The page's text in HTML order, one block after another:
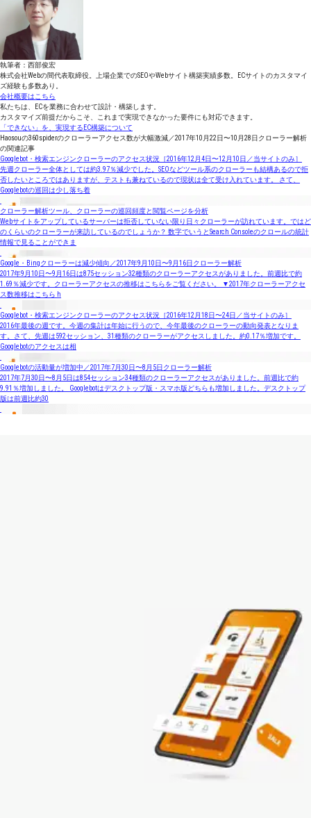
執筆者：西部俊宏
株式会社Webの間代表取締役。上場企業でのSEOやWebサイト構築実績多数。ECサイトのカスタマイ
ズ経験も多数あり。
会社概要はこちら
私たちは、ECを業務に合わせて設計・構築します。
カスタマイズ前提だからこそ、これまで実現できなかった要件にも対応できます。
「できない」を、実現するEC構築について
Haosouの360spiderのクローラーアクセス数が大幅激減／2017年10月22日〜10月28日クローラー解析
の関連記事
Googlebot・検索エンジンクローラーのアクセス状況［2016年12月4日〜12月10日／当サイトのみ］
先週クローラー全体としては約3.97％減少でした。SEOなどツール系のクローラーも結構あるので拒
否したいところではありますが、テストも兼ねているので現状は全て受け入れています。 さて、
Googlebotの巡回は少し落ち着
クローラー解析ツール、クローラーの巡回頻度と閲覧ページを分析
Webサイトをアップしているサーバーは拒否していない限り日々クローラーが訪れています。ではど
のくらいのクローラーが来訪しているのでしょうか？ 数字でいうとSearch Consoleのクロールの統計
情報で見ることができま
Google・Bingクローラーは減少傾向／2017年9月10日〜9月16日クローラー解析
2017年9月10日〜9月16日は875セッション32種類のクローラーアクセスがありました。前週比で約
1.69％減少です。クローラーアクセスの推移はこちらをご覧ください。 ▼2017年クローラーアクセ
ス数推移はこちら h
Googlebot・検索エンジンクローラーのアクセス状況［2016年12月18日〜24日／当サイトのみ］
2016年最後の週です。今週の集計は年始に行うので、今年最後のクローラーの動向発表となりま
す。さて、先週は592セッション、31種類のクローラーがアクセスしました。約0.17％増加です。
Googlebotのアクセスは相
Googlebotの活動量が増加中／2017年7月30日〜8月5日クローラー解析
2017年7月30日〜8月5日は854セッション34種類のクローラーアクセスがありました。前週比で約
9.91％増加しました。 Googlebotはデスクトップ版・スマホ版どちらも増加しました。デスクトップ
版は前週比約30